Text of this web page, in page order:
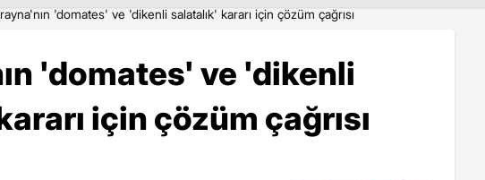
'domates' ve 'dikenli salatalık' kararı için çözüm çağrısı
'domates' ve 'dikenli
için çözüm çağrısı